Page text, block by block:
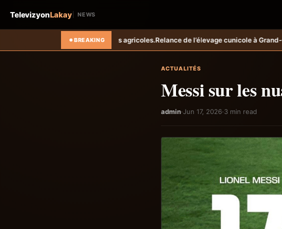
TelevizyonLakay NEWS
BREAKING
Relance de l’élevage cunicole à Grand-Goâve : le MARDR renforce les capacités
ACTUALITÉS
Messi sur les
admin·Jun 17, 2026·3 min read